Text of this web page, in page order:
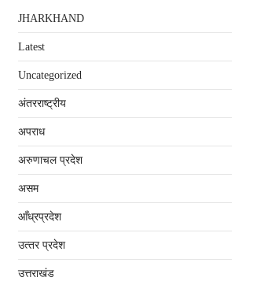
JHARKHAND
Latest
Uncategorized
अंतरराष्‍ट्रीय
अपराध
अरुणाचल प्रदेश
असम
आँध्रप्रदेश
उत्‍तर प्रदेश
उत्तराखंड